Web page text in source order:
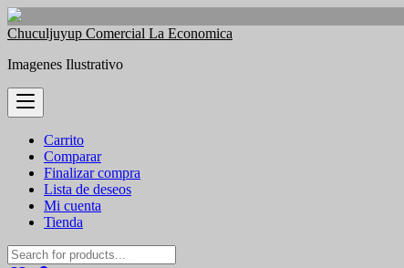
Saltar
contenido
Chuculjuyup Comercial La Economica
Imagenes Ilustrativo
Carrito
Comparar
Finalizar compra
Lista de deseos
Mi cuenta
Tienda